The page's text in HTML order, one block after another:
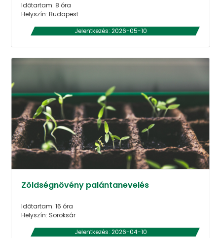
Időtartam: 8 óra
Helyszín: Budapest
Jelentkezés: 2026-05-10
Zöldségnövény palántanevelés
Időtartam: 16 óra
Helyszín: Soroksár
Jelentkezés: 2026-04-10